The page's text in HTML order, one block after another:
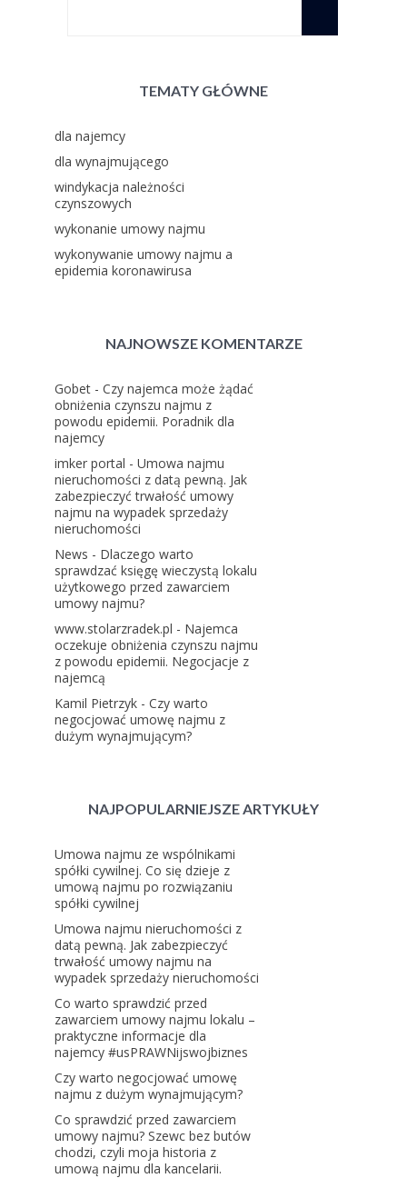
TEMATY GŁÓWNE
dla najemcy
dla wynajmującego
windykacja należności
czynszowych
wykonanie umowy najmu
wykonywanie umowy najmu a
epidemia koronawirusa
NAJNOWSZE KOMENTARZE
Gobet - Czy najemca może żądać
obniżenia czynszu najmu z
powodu epidemii. Poradnik dla
najemcy
imker portal - Umowa najmu
nieruchomości z datą pewną. Jak
zabezpieczyć trwałość umowy
najmu na wypadek sprzedaży
nieruchomości
News - Dlaczego warto
sprawdzać księgę wieczystą lokalu
użytkowego przed zawarciem
umowy najmu?
www.stolarzradek.pl - Najemca
oczekuje obniżenia czynszu najmu
z powodu epidemii. Negocjacje z
najemcą
Kamil Pietrzyk - Czy warto
negocjować umowę najmu z
dużym wynajmującym?
NAJPOPULARNIEJSZE ARTYKUŁY
Umowa najmu ze wspólnikami
spółki cywilnej. Co się dzieje z
umową najmu po rozwiązaniu
spółki cywilnej
Umowa najmu nieruchomości z
datą pewną. Jak zabezpieczyć
trwałość umowy najmu na
wypadek sprzedaży nieruchomości
Co warto sprawdzić przed
zawarciem umowy najmu lokalu –
praktyczne informacje dla
najemcy #usPRAWNijswojbiznes
Czy warto negocjować umowę
najmu z dużym wynajmującym?
Co sprawdzić przed zawarciem
umowy najmu? Szewc bez butów
chodzi, czyli moja historia z
umową najmu dla kancelarii.